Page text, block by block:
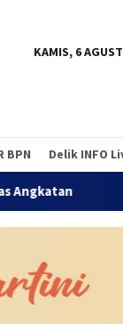
KAMIS, 6
BPN Delik INFO
Sehat Temu